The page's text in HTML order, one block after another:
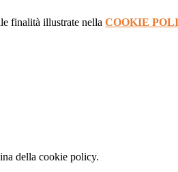
finalità illustrate nella COOKIE
della cookie policy.